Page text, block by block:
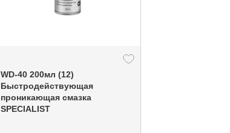
WD-40 200мл (12)
Быстродействующая
проникающая смазка
SPECIALIST